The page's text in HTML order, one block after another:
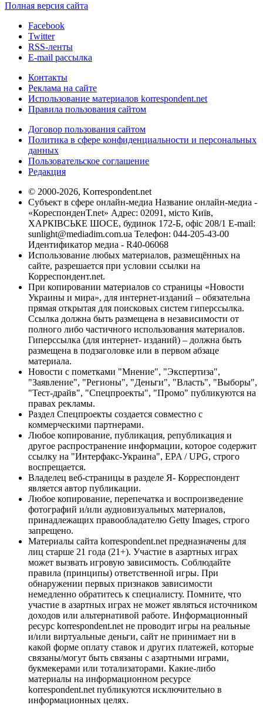
Полная версия сайта
Facebook
Twitter
RSS-ленты
E-mail рассылка
Контакты
Реклама на сайте
Использование материалов korrespondent.net
Правила пользования сайтом
Договор пользования сайтом
Политика в сфере конфиденциальности и персональных
данных
Пользовательское соглашение
Редакция
© 2000-2026, Korrespondent.net
Субъект в сфере онлайн-медиа Название онлайн-медиа -
«КореспонденТ.net» Адрес: 02091, місто Київ,
ХАРКІВСЬКЕ ШОСЕ, будинок 172-Б, офіс 208/1 E-mail:
sunlight@mediadim.com.ua Телефон: 044-205-43-00
Идентификатор медиа - R40-06068
Использование любых материалов, размещённых на
сайте, разрешается при условии ссылки на
Корреспондент.net.
При копировании материалов со страницы «Новости
Украины и мира», для интернет-изданий – обязательна
прямая открытая для поисковых систем гиперссылка.
Ссылка должна быть размещена в независимости от
полного либо частичного использования материалов.
Гиперссылка (для интернет- изданий) – должна быть
размещена в подзаголовке или в первом абзаце
материала.
Новости с пометками "Мнение", "Экспертиза",
"Заявление", "Регионы", "Деньги", "Власть", "Выборы",
"Тест-драйв", "Спецпроекты", "Промо" публикуются на
правах рекламы.
Раздел Спецпроекты создается совместно с
коммерческими партнерами.
Любое копирование, публикация, републикация и
другое распространение информации, которое содержит
ссылку на "Интерфакс-Украина", EPA / UPG, строго
воспрещается.
Владелец веб-страницы в разделе Я- Корреспондент
является автор публикации.
Любое копирование, перепечатка и воспроизведение
фотографий и/или аудиовизуальных материалов,
принадлежащих правообладателю Getty Images, строго
запрещено.
Материалы сайта korrespondent.net предназначены для
лиц старше 21 года (21+). Участие в азартных играх
может вызвать игровую зависимость. Соблюдайте
правила (принципы) ответственной игры. При
обнаружении первых признаков зависимости
немедленно обратитесь к специалисту. Помните, что
участие в азартных играх не может являться источником
доходов или альтернативой работе. Информационный
ресурс korrespondent.net не проводит игры на реальные
и/или виртуальные деньги, сайт не принимает ни в
какой форме оплату ставок и других платежей, которые
связаны/могут быть связаны с азартными играми,
букмекерами или тотализаторами. Какие-либо
материалы на информационном ресурсе
korrespondent.net публикуются исключительно в
информационных целях.